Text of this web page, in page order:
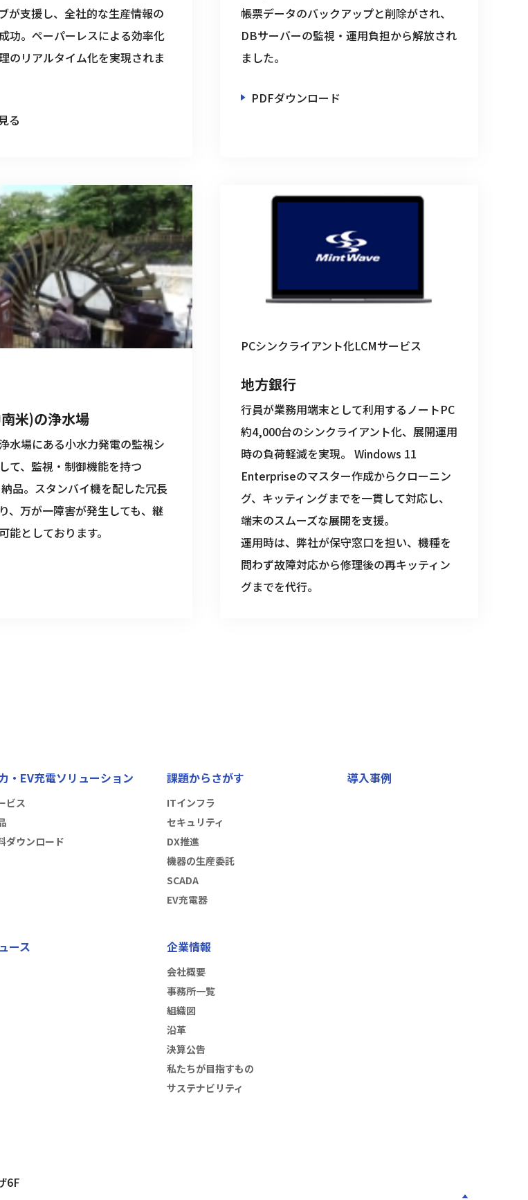
が支援し、全社的な生産情報の
功。ペーパーレスによる効率化
のリアルタイム化を実現されま
る
帳票データのバックアップと削除がされ、
DBサーバーの監視・運用負担から解放され
ました。
PDFダウンロード
米)の浄水場
水場にある小水力発電の監視シ
て、監視・制御機能を持つ
品。スタンバイ機を配した冗長
、万が一障害が発生しても、継
能としております。
PCシンクライアント化LCMサービス
地方銀行
行員が業務用端末として利用するノートPC
約4,000台のシンクライアント化、展開運用
時の負荷軽減を実現。 Windows 11
Enterpriseのマスター作成からクローニン
グ、キッティングまでを一貫して対応し、
端末のスムーズな展開を支援。
運用時は、弊社が保守窓口を担い、機種を
問わず故障対応から修理後の再キッティン
グまでを代行。
・EV充電ソリューション
ビス
ダウンロード
課題からさがす
ITインフラ
セキュリティ
DX推進
機器の生産委託
SCADA
EV充電器
導入事例
ース 企業情報
会社概要
事務所一覧
組織図
沿革
決算公告
私たちが目指すもの
サステナビリティ
6F